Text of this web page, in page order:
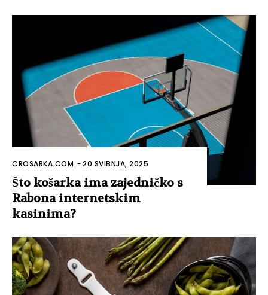
CROSARKA.COM -20 SVIBNJA, 2025
Što košarka ima zajedničko s
Rabona internetskim
kasinima?